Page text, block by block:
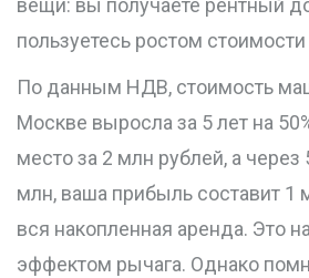
вещи: вы получаете рентный
пользуетесь ростом
По данным НДВ, стоимость
Москве выросла за 5 лет на
место за 2 млн рублей, а через
млн, ваша прибыль составит 1
вся накопленная аренда. Это
эффектом рычага. Однако